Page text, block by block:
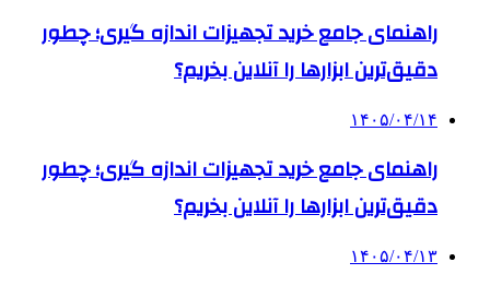
راهنمای جامع خرید تجهیزات اندازه گیری؛ چطور
دقیق‌ترین ابزارها را آنلاین بخریم؟
۱۴۰۵/۰۴/۱۴
راهنمای جامع خرید تجهیزات اندازه گیری؛ چطور
دقیق‌ترین ابزارها را آنلاین بخریم؟
۱۴۰۵/۰۴/۱۳